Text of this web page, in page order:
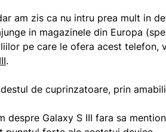
am zis ca nu intru prea mult in
in magazinele din Europa
pe care le ofera acest telefon,
.
de cuprinzatoare, prin
despre Galaxy S III fara sa